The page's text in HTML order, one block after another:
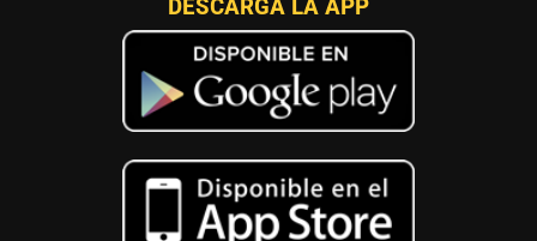
DESCARGA LA APP